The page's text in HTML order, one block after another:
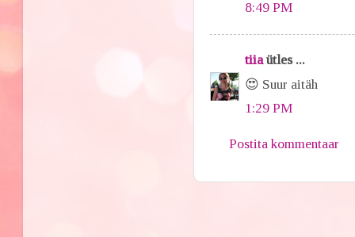
8:49 PM
tiiaütles ...
😍 Suur aitäh
1:29 PM
Postita kommentaar